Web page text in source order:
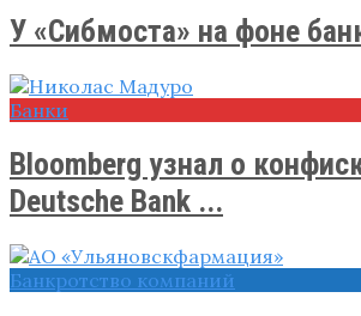
У «Сибмоста» на фоне
Банки
Bloomberg узнал о
Deutsche Bank ...
Банкротство компаний